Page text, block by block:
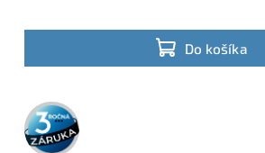
Do košíka
3 roky
záruka